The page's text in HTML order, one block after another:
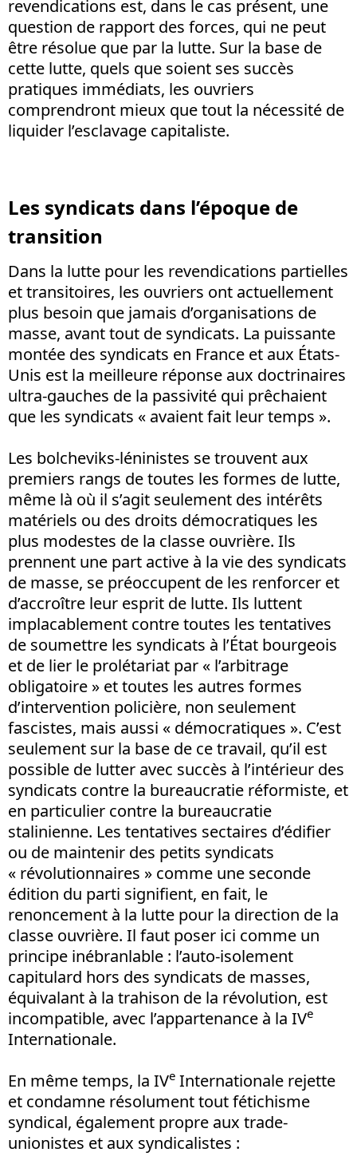
revendications est, dans le cas présent, une
question de rapport des forces, qui ne peut
être résolue que par la lutte. Sur la base de
cette lutte, quels que soient ses succès
pratiques immédiats, les ouvriers
comprendront mieux que tout la nécessité de
liquider l’esclavage capitaliste.
Les syndicats dans l’époque de
transition
Dans la lutte pour les revendications partielles
et transitoires, les ouvriers ont actuellement
plus besoin que jamais d’organisations de
masse, avant tout de syndicats. La puissante
montée des syndicats en France et aux États-
Unis est la meilleure réponse aux doctrinaires
ultra-gauches de la passivité qui prêchaient
que les syndicats « avaient fait leur temps ».
Les bolcheviks-léninistes se trouvent aux
premiers rangs de toutes les formes de lutte,
même là où il s’agit seulement des intérêts
matériels ou des droits démocratiques les
plus modestes de la classe ouvrière. Ils
prennent une part active à la vie des syndicats
de masse, se préoccupent de les renforcer et
d’accroître leur esprit de lutte. Ils luttent
implacablement contre toutes les tentatives
de soumettre les syndicats à l’État bourgeois
et de lier le prolétariat par « l’arbitrage
obligatoire » et toutes les autres formes
d’intervention policière, non seulement
fascistes, mais aussi « démocratiques ». C’est
seulement sur la base de ce travail, qu’il est
possible de lutter avec succès à l’intérieur des
syndicats contre la bureaucratie réformiste, et
en particulier contre la bureaucratie
stalinienne. Les tentatives sectaires d’édifier
ou de maintenir des petits syndicats
« révolutionnaires » comme une seconde
édition du parti signifient, en fait, le
renoncement à la lutte pour la direction de la
classe ouvrière. Il faut poser ici comme un
principe inébranlable : l’auto-isolement
capitulard hors des syndicats de masses,
équivalant à la trahison de la révolution, est
incompatible, avec l’appartenance à la IVe
Internationale.
En même temps, la IVe Internationale rejette
et condamne résolument tout fétichisme
syndical, également propre aux trade-
unionistes et aux syndicalistes :